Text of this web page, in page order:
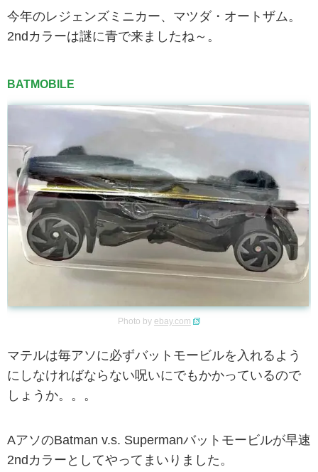
今年のレジェンズミニカー、マツダ・オートザム。
2ndカラーは謎に青で来ましたね～。
BATMOBILE
Photo by ebay.com
マテルは毎アソに必ずバットモービルを入れるよう
にしなければならない呪いにでもかかっているので
しょうか。。。
AアソのBatman v.s. Supermanバットモービルが早速
2ndカラーとしてやってまいりました。